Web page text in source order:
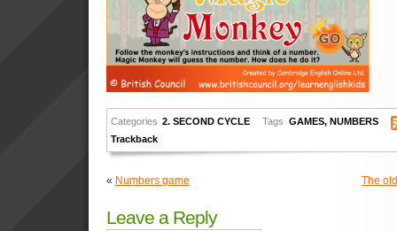
Categories 2. SECOND CYCLE Tags GAMES, NUMBERS
Trackback
« Numbers game The
Leave a Reply